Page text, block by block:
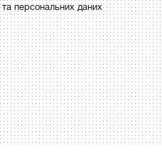
та персональних даних